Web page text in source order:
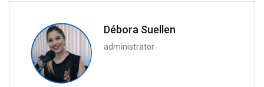
Débora Suellen
administrator